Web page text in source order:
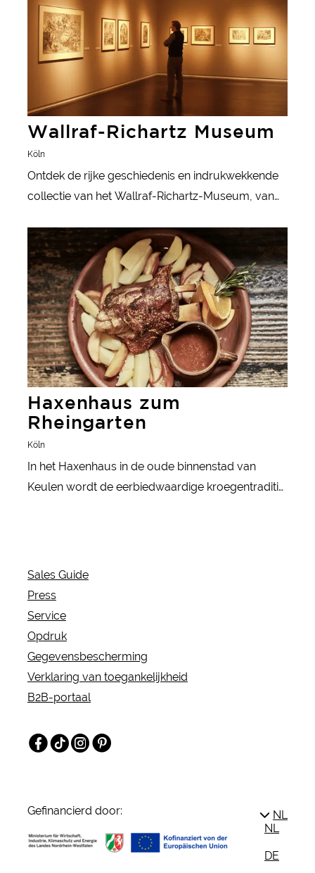
Wallraf-Richartz Museum
Köln
Ontdek de rijke geschiedenis en indrukwekkende
collectie van het Wallraf-Richartz-Museum, van
kunst.
Haxenhaus zum
Rheingarten
Köln
In het Haxenhaus in de oude binnenstad van
Keulen wordt de eerbiedwaardige kroegentraditie
meer informatie
Sales Guide
Press
Service
Opdruk
Gegevensbescherming
Verklaring van toegankelijkheid
B2B-portaal
Facebook
TikTokInstagramPinterest
Gefinancierd door:
NL
NL
DE